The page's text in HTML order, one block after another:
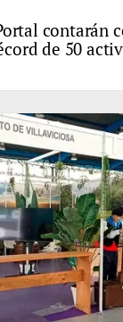
contarán
de 50